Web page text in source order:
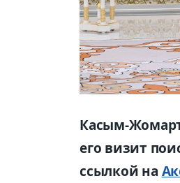
Касым-Жомарт
его визит
ссылкой на